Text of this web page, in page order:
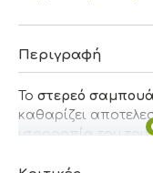
Περιγραφή
Το στερεό
καθαρίζει
ισορροπία του